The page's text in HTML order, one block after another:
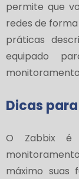
permite que
redes de
práticas
equipado
Dicas
O Zabbix é
máximo suas